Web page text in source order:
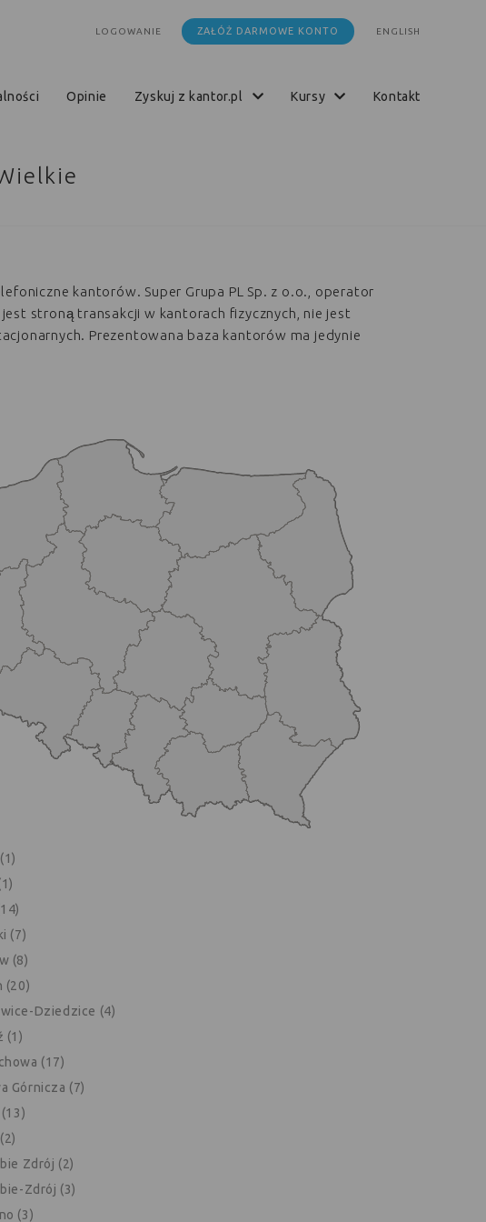
LOGOWANIE ZAŁÓŻ DARMOWE KONTO ENGLISH
opinie zyskuj z kantor.pl kursy kontakt
kantorów. Super Grupa PL Sp. z o.o., operator
stroną transakcji w kantorach fizycznych, nie jest
Prezentowana baza kantorów ma jedynie
(7)
(8)
(20)
Dziedzice (4)
(1)
(17)
Górnicza (7)
Zdrój (2)
Zdrój (3)
(3)